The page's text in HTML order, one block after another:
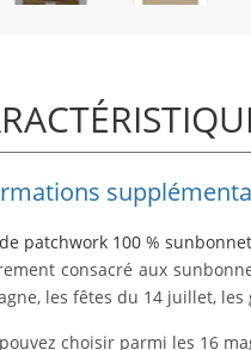
patchwork 100 %
consacré aux
les fêtes du 14 juillet,
choisir parmi les 16